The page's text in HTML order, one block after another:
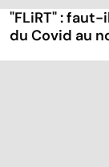
"FLiRT" :
du Covid au